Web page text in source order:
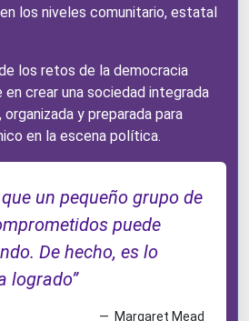
los niveles comunitario, estatal
los retos de la democracia
crear una sociedad integrada
y preparada para
en la escena política.
un pequeño grupo de
puede
De hecho, es lo
logrado”
Margaret Mead